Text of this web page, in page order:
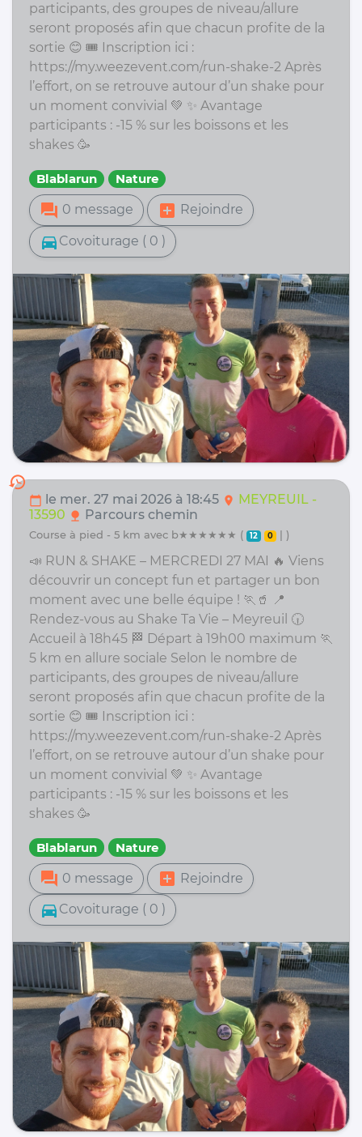
participants, des groupes de niveau/allure
seront proposés afin que chacun profite de la
sortie 😊 🎟️ Inscription ici :
https://my.weezevent.com/run-shake-2 Après
l’effort, on se retrouve autour d’un shake pour
un moment convivial 💚 ✨ Avantage
participants : -15 % sur les boissons et les
shakes 🥳
Blablarun Nature
forum 0 message add_box Rejoindre
directions_car Covoiturage ( 0 )
history
calendar_today le mer. 27 mai 2026 à 18:45 location_on
MEYREUIL -
13590 nature Parcours chemin
course à pied - 5 km avec b★★★★★★ ( 12 0 | )
📣 RUN & SHAKE – MERCREDI 27 MAI 🔥 Viens
découvrir un concept fun et partager un bon
moment avec une belle équipe ! 🏃🥤 📍
Rendez-vous au Shake Ta Vie – Meyreuil 🕡
Accueil à 18h45 🏁 Départ à 19h00 maximum 🏃
5 km en allure sociale Selon le nombre de
participants, des groupes de niveau/allure
seront proposés afin que chacun profite de la
sortie 😊 🎟️ Inscription ici :
https://my.weezevent.com/run-shake-2 Après
l’effort, on se retrouve autour d’un shake pour
un moment convivial 💚 ✨ Avantage
participants : -15 % sur les boissons et les
shakes 🥳
Blablarun Nature
forum 0 message add_box Rejoindre
directions_car Covoiturage ( 0 )